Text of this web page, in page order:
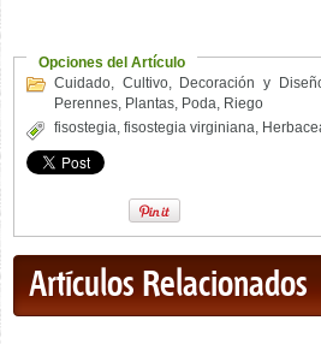
Opciones del Artículo
Cuidado, Cultivo, Decoración y
Perennes, Plantas, Poda, Riego
fisostegia, fisostegia virginiana,
Artículos Relacionados